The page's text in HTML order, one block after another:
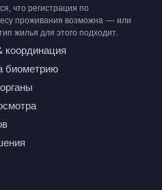
что регистрация по
проживания возможна — или
жилья для этого подходит.
координация
биометрию